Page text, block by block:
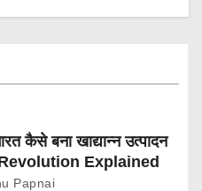
कैसे बना खाद्यान्न उत्पादन
Revolution Explained
Papnai